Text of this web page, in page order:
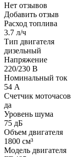
Нет отзывов
Добавить отзыв
Расход топлива
3.7 л/ч
Тип двигателя
дизельный
Напряжение
220/230 В
Номинальный ток
54 А
Счетчик моточасов
да
Уровень шума
75 дБ
Объем двигателя
1800 см³
Модель двигателя